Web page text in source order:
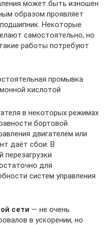
может быть изношен
образом проявляет
Некоторые
самостоятельно, но
работы потребуют
промывка
кислотой
в некоторых режимах
бортовой
двигателем или
даёт сбои. В
перезагрузки
для
систем управления
сети — не очень
в ускорении, но